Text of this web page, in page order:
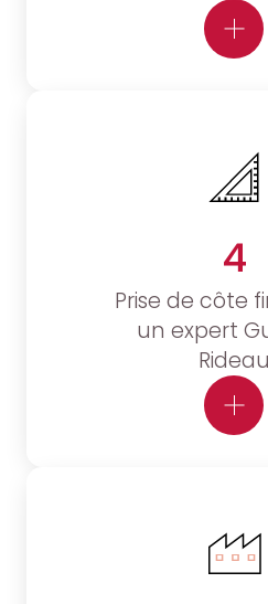
4
Prise de côte
un expert
Rideau